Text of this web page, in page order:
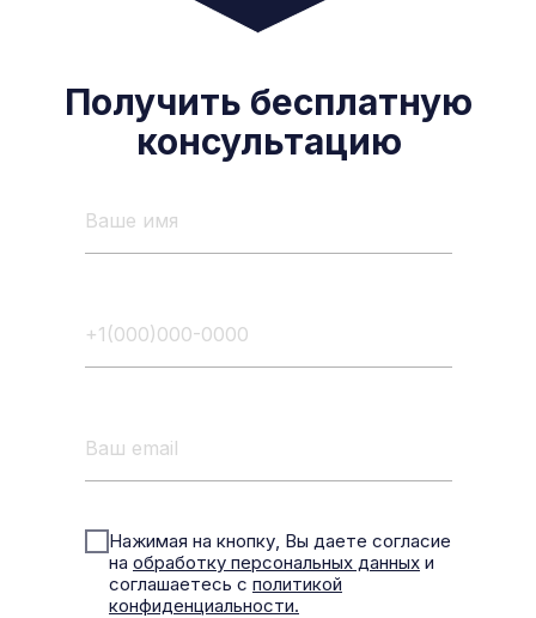
Получить бесплатную
консультацию
Нажимая на кнопку, Вы даете согласие
на обработку персональных данных и
соглашаетесь с политикой
конфиденциальности.